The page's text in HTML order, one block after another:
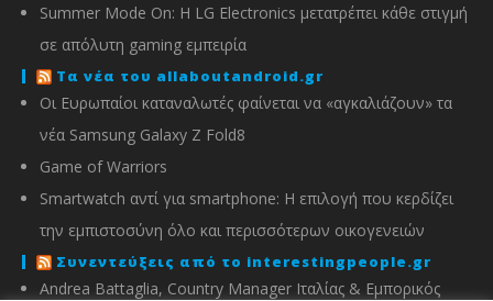
Summer Mode On: Η LG Electronics μετατρέπει κάθε στιγμή
σε απόλυτη gaming εμπειρία
Τα νέα του allaboutandroid.gr
Οι Ευρωπαίοι καταναλωτές φαίνεται να «αγκαλιάζουν» τα
νέα Samsung Galaxy Z Fold8
Game of Warriors
Smartwatch αντί για smartphone: Η επιλογή που κερδίζει
την εμπιστοσύνη όλο και περισσότερων οικογενειών
Συνεντεύξεις από το interestingpeople.gr
Andrea Battaglia, Country Manager Ιταλίας & Εμπορικός